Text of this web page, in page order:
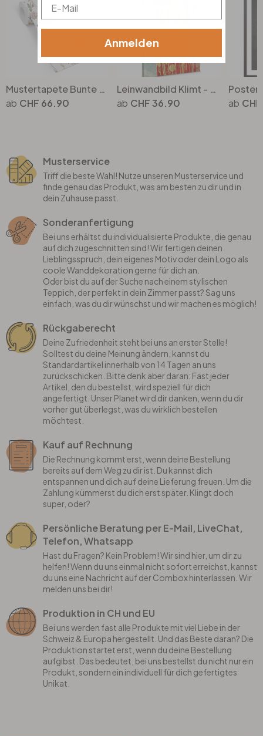
Mustertapete Bunte Wildblumen - Vliestapete - UN Designs
CHF 66.90
Leinwandbild Klimt - Hygieia
CHF 36.90
Poster
Musterservice
Triff die beste Wahl! Nutze unseren Musterservice und
finde genau das Produkt, was am besten zu dir und in
dein Zuhause passt.
Sonderanfertigung
Bei uns erhältst du individualisierte Produkte, die genau
auf dich zugeschnitten sind! Wir fertigen deinen
Lieblingsspruch, dein eigenes Motiv oder dein Logo als
coole Wanddekoration gerne für dich an.
Oder bist du auf der Suche nach einem stylischen
Teppich, der perfekt in dein Zimmer passt? Sag uns
einfach, was du dir wünschst und wir machen es möglich!
Rückgaberecht
Deine Zufriedenheit steht bei uns an erster Stelle!
Solltest du deine Meinung ändern, kannst du
Standardartikel innerhalb von 14 Tagen an uns
zurückschicken. Bitte denk aber daran: Fast jeder
Artikel, den du bestellst, wird speziell für dich
angefertigt. Unser Planet wird dir danken, wenn du dir
vorher gut überlegst, was du wirklich bestellen
möchtest.
Kauf auf Rechnung
Die Rechnung kommt erst, wenn deine Bestellung
bereits auf dem Weg zu dir ist. Du kannst dich
entspannen und dich auf deine Lieferung freuen. Um die
Zahlung kümmerst du dich erst später. Klingt doch
super, oder?
Persönliche Beratung per E-Mail, LiveChat,
Telefon, Whatsapp
Hast du Fragen? Kein Problem! Wir sind hier, um dir zu
helfen! Wenn du uns einmal nicht sofort erreichst, kannst
du uns eine Nachricht auf der Combox hinterlassen. Wir
melden uns bei dir!
Produktion in CH und EU
Bei uns werden fast alle Produkte mit viel Liebe in der
Schweiz & Europa hergestellt. Und das Beste daran? Die
Produktion startet erst, wenn du deine Bestellung
aufgibst. Das bedeutet, bei uns bestellst du nicht nur ein
Produkt, sondern ein individuell für dich gefertigtes
Unikat.
Anmelden